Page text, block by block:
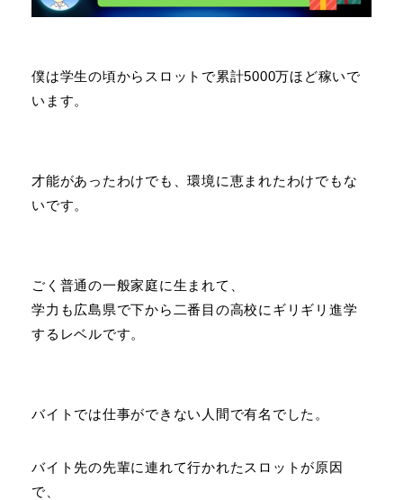
僕は学生の頃からスロットで累計5000万ほど稼いで
います。
才能があったわけでも、環境に恵まれたわけでもな
いです。
ごく普通の一般家庭に生まれて、
学力も広島県で下から二番目の高校にギリギリ進学
するレベルです。
バイトでは仕事ができない人間で有名でした。
バイト先の先輩に連れて行かれたスロットが原因
で、